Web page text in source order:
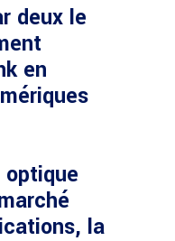
deux le
en
la